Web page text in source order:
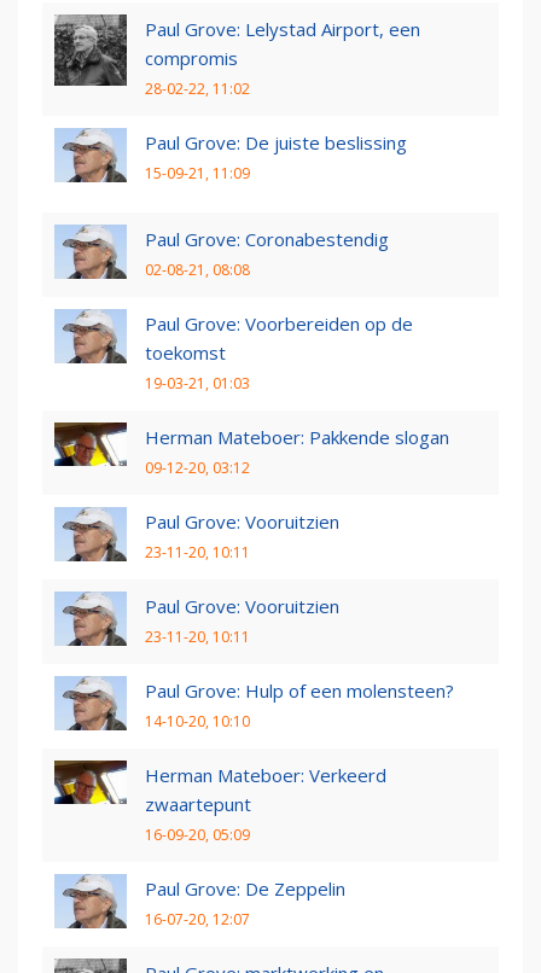
Paul Grove: Lelystad Airport, een
compromis
28-02-22, 11:02
Paul Grove: De juiste beslissing
15-09-21, 11:09
Paul Grove: Coronabestendig
02-08-21, 08:08
Paul Grove: Voorbereiden op de
toekomst
19-03-21, 01:03
Herman Mateboer: Pakkende slogan
09-12-20, 03:12
Paul Grove: Vooruitzien
23-11-20, 10:11
Paul Grove: Vooruitzien
23-11-20, 10:11
Paul Grove: Hulp of een molensteen?
14-10-20, 10:10
Herman Mateboer: Verkeerd
zwaartepunt
16-09-20, 05:09
Paul Grove: De Zeppelin
16-07-20, 12:07